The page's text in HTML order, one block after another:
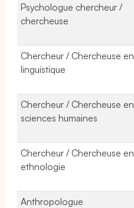
Psychologue chercheur /
chercheuse
Chercheur / Chercheuse en
linguistique
Chercheur / Chercheuse en
sciences humaines
Chercheur / Chercheuse en
ethnologie
Anthropologue